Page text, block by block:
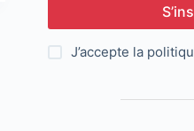
J’accepte la